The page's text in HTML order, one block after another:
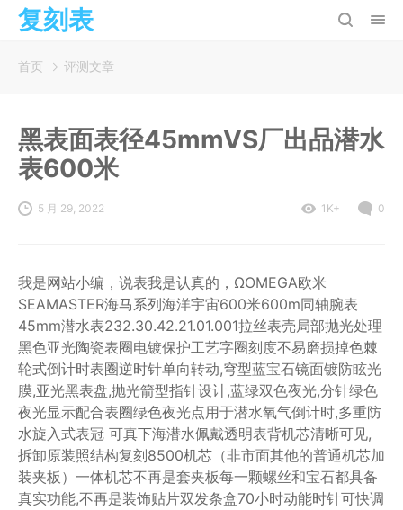
复刻表
首页 评测文章
黑表面表径45mmVS厂出品潜水
表600米
5 月 29, 2022 1K+ 0
我是网站小编，说表我是认真的，ΩOMEGA欧米
SEAMASTER海马系列海洋宇宙600米600m同轴腕表
45mm潜水表232.30.42.21.01.001拉丝表壳局部抛光处理
黑色亚光陶瓷表圈电镀保护工艺字圈刻度不易磨损掉色棘
轮式倒计时表圈逆时针单向转动,穹型蓝宝石镜面镀防眩光
膜,亚光黑表盘,抛光箭型指针设计,蓝绿双色夜光,分针绿色
夜光显示配合表圈绿色夜光点用于潜水氧气倒计时,多重防
水旋入式表冠 可真下海潜水佩戴透明表背机芯清晰可见,
拆卸原装照结构复刻8500机芯（非市面其他的普通机芯加
装夹板）一体机芯不再是套夹板每一颗螺丝和宝石都具备
真实功能,不再是装饰贴片双发条盒70小时动能时针可快调